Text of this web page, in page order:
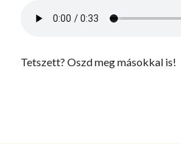
Tetszett? Oszd meg másokkal is!